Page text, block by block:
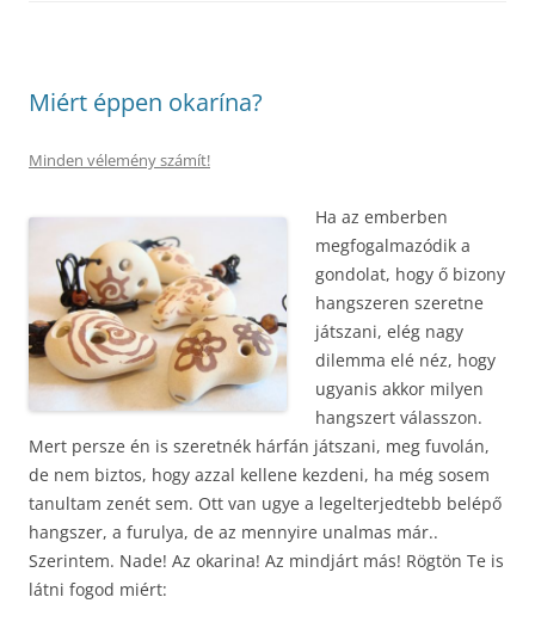
Miért éppen okarína?
Minden vélemény számít!
Ha az emberben
megfogalmazódik a
gondolat, hogy ő bizony
hangszeren szeretne
játszani, elég nagy
dilemma elé néz, hogy
ugyanis akkor milyen
hangszert válasszon.
Mert persze én is szeretnék hárfán játszani, meg fuvolán,
de nem biztos, hogy azzal kellene kezdeni, ha még sosem
tanultam zenét sem. Ott van ugye a legelterjedtebb belépő
hangszer, a furulya, de az mennyire unalmas már..
Szerintem. Nade! Az okarina! Az mindjárt más! Rögtön Te is
látni fogod miért: